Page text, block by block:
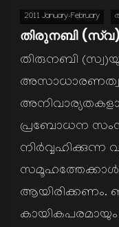
2011 January-February
തിരുനബി
തിരുനബി
പ്രബോധന
നിര്‍വ്വഹിക്കുന്ന
സമൂഹത്തേക്കാള്‍
ആയിരിക്കണം.